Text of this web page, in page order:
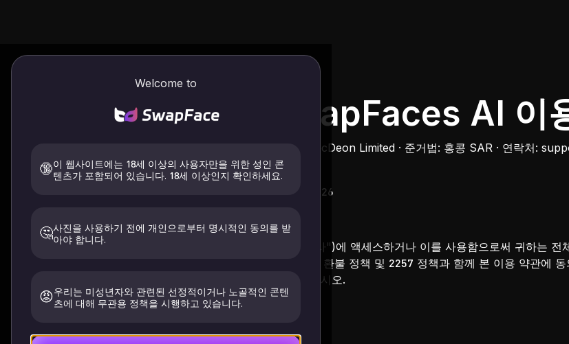
Welcome to
🔞이 웹사이트에는 18세 이상의 사용자만을 위한 성인 콘
텐츠가 포함되어 있습니다. 18세 이상인지 확인하세요.
🤔사진을 사용하기 전에 개인으로부터 명시적인 동의를 받
아야 합니다.
😡우리는 미성년자와 관련된 선정적이거나 노골적인 콘텐
츠에 대해 무관용 정책을 시행하고 있습니다.
SwapFaces AI 이
운영자: TecDeon Limited · 준거법: 홍콩 SAR · 연락처:
July 3, 2026
1. 수락
SwapFace("서비스", "당사")에 액세스하거나 이를 사용함으로써 귀하는 전
보 보호 정책, 콘텐츠 정책, 환불 정책 및 2257 정책과 함께 본 이용 약관에
우 서비스를 이용하지 마십시오.